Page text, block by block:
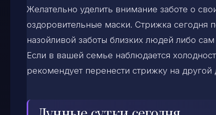
Желательно уделить внимание заботе о
оздоровительные маски. Стрижка сегодня
назойливой заботы близких людей либо
Если в вашей семье наблюдается
рекомендует перенести стрижку на другой